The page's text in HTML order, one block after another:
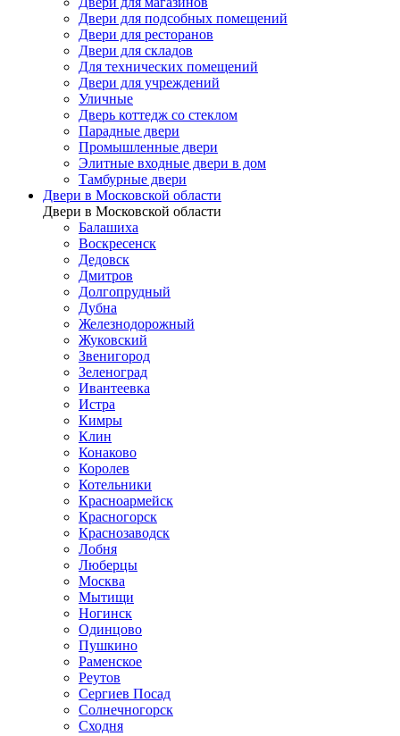
Двери для подсобных помещений
Двери для ресторанов
Двери для складов
Для технических помещений
Двери для учреждений
Уличные
Дверь коттедж со стеклом
Парадные двери
Промышленные двери
Элитные входные двери в дом
Тамбурные двери
Двери в Московской области
Двери в Московской области
Балашиха
Воскресенск
Дедовск
Дмитров
Долгопрудный
Дубна
Железнодорожный
Жуковский
Звенигород
Зеленоград
Ивантеевка
Истра
Кимры
Клин
Конаково
Королев
Котельники
Красноармейск
Красногорск
Краснозаводск
Лобня
Люберцы
Москва
Мытищи
Ногинск
Одинцово
Пушкино
Раменское
Реутов
Сергиев Посад
Солнечногорск
Сходня